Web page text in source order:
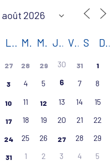
L M M J V S D
27 28 29 30 31 1
3 4 5 6 7 8
10 11 12 13 14 15
17 18 19 20 21 22
24 25 26 27 28 29
31 1 2 3 4 5